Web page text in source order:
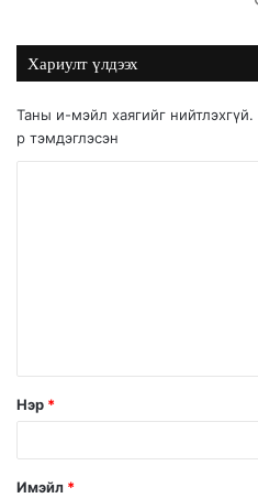
Хариулт үлдээх
Таны и-мэйл хаягийг нийтлэхгүй.
р тэмдэглэсэн
Нэр *
Имэйл *